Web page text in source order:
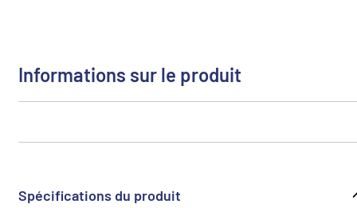
Informations sur le produit
Spécifications du produit